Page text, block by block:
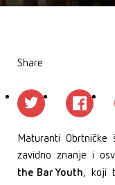
Share
Maturanti Obrtničke
zavidno znanje i
the Bar Youth , koji